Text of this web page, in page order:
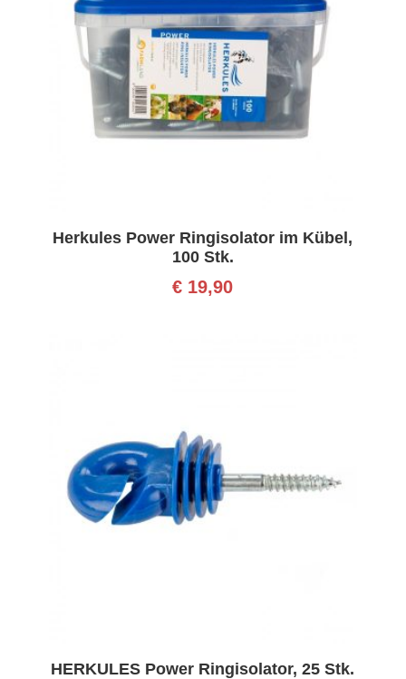
Herkules Power Ringisolator im Kübel,
100 Stk.
€ 19,90
HERKULES Power Ringisolator, 25 Stk.